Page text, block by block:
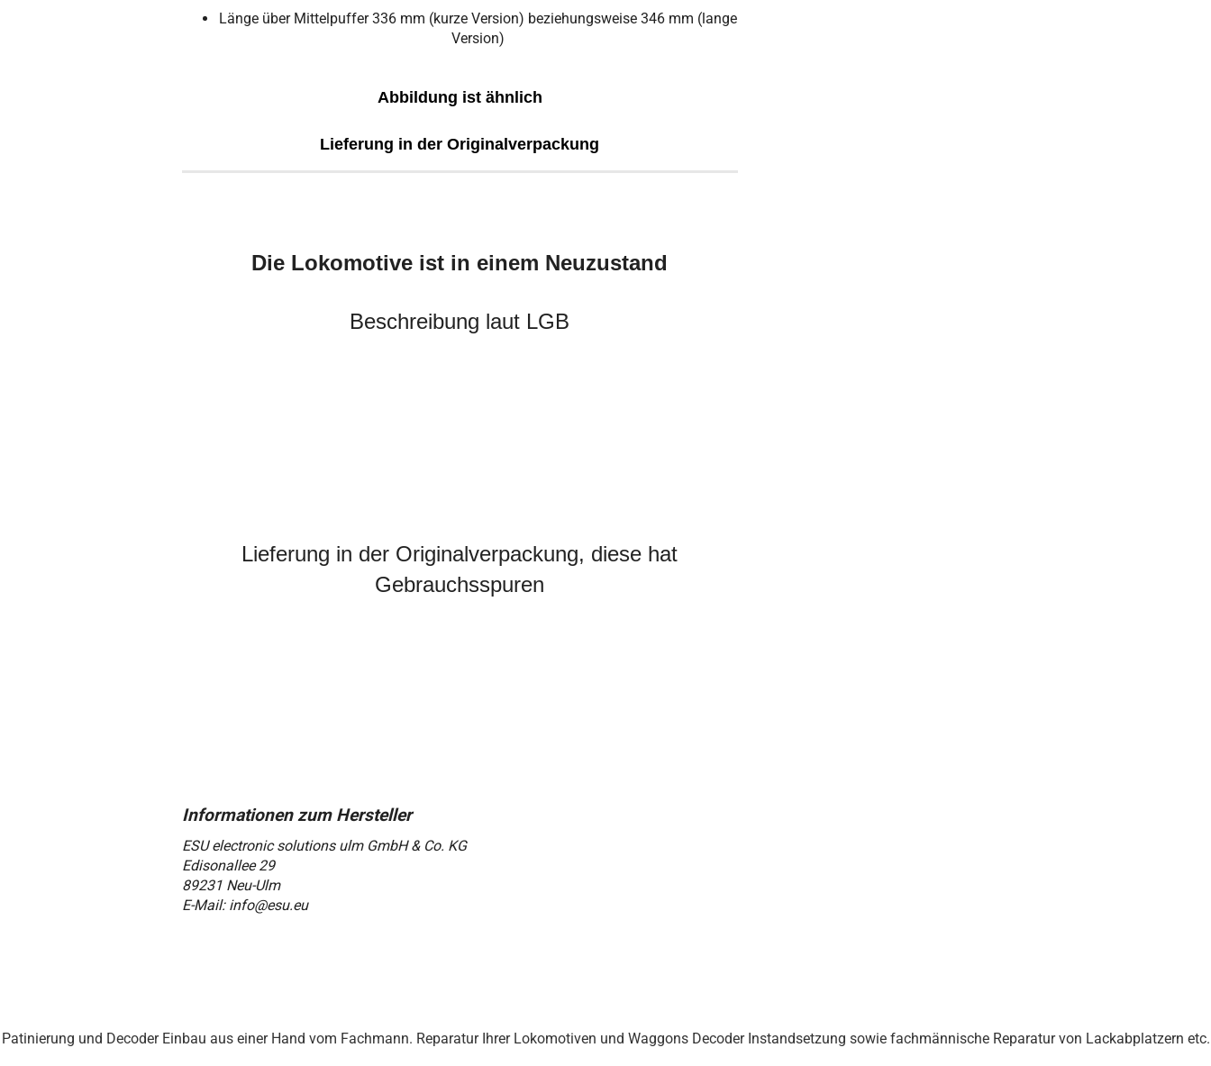
Länge über Mittelpuffer 336 mm (kurze Version) beziehungsweise 346 mm (lange
Version)
Abbildung ist ähnlich
Lieferung in der Originalverpackung
Die Lokomotive ist in einem Neuzustand
Beschreibung laut LGB
Lieferung in der Originalverpackung, diese hat
Gebrauchsspuren
ESU electronic solutions ulm GmbH & Co. KG
Edisonallee 29
89231 Neu-Ulm
E-Mail: info@esu.eu
Patinierung und Decoder Einbau aus einer Hand vom Fachmann. Reparatur Ihrer Lokomotiven und Waggons Decoder Instandsetzung sowie fachmännische Reparatur von Lackabplatzern etc.